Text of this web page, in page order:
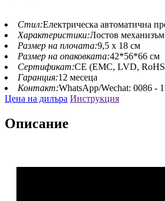
Стил:Електрическа автоматична
Характеристики:Лостов
Размер на плочата:9,5 х 18 см
Размер на опаковката:42*56*66 см
Сертификат:CE (EMC, LVD,
Гаранция:12 месеца
Контакт:WhatsApp/Wechat: 0086 -
Цена на дилъра Инструкция
Описание